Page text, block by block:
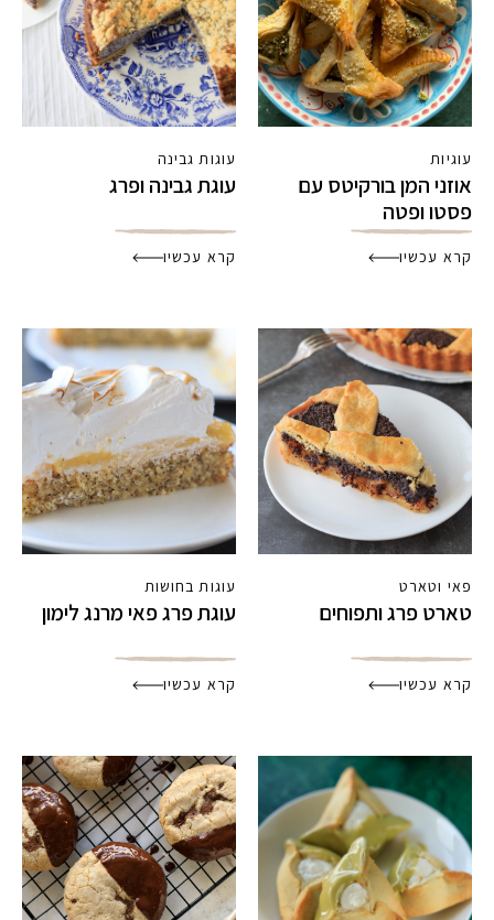
עוגיות
אוזני המן בורקיטס עם
פסטו ופטה
קרא עכשיו
עוגות גבינה
עוגת גבינה ופרג
קרא עכשיו
פאי וטארט
טארט פרג ותפוחים
קרא עכשיו
עוגות בחושות
עוגת פרג פאי מרנג לימון
קרא עכשיו